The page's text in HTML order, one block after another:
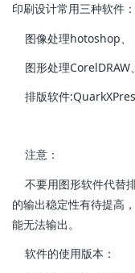
印刷设计常用三种软件：
图像处理hotoshop、
图形处理
排版软件
注意：
不要用图形软件代替
的输出稳定性有待提高
能无法输出。
软件的使用版本：